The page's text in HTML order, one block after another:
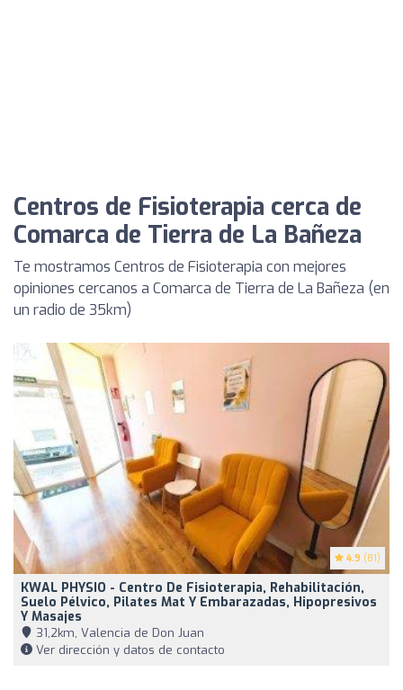
Centros de Fisioterapia cerca de
Comarca de Tierra de La Bañeza
Te mostramos Centros de Fisioterapia con mejores
opiniones cercanos a Comarca de Tierra de La Bañeza (en
un radio de 35km)
4.9 (81)
KWAL PHYSIO - Centro De Fisioterapia, Rehabilitación,
Suelo Pélvico, Pilates Mat Y Embarazadas, Hipopresivos
Y Masajes
31,2km, Valencia de Don Juan
Ver dirección y datos de contacto